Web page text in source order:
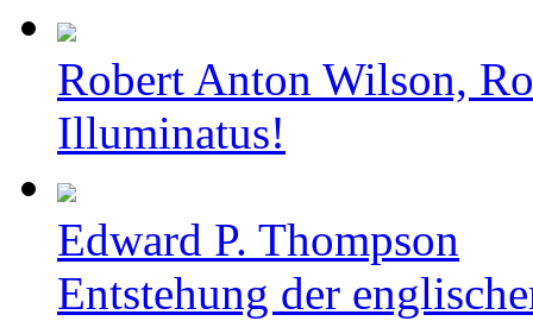
Robert Anton Wilson,
Illuminatus!
Edward P. Thompson
Entstehung der